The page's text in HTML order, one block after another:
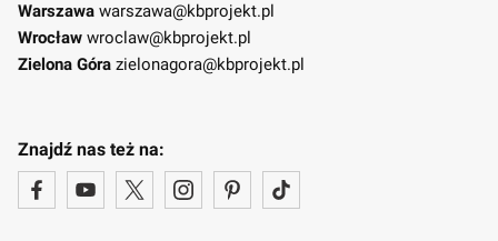
Warszawa warszawa@kbprojekt.pl
Wrocław wroclaw@kbprojekt.pl
Zielona Góra zielonagora@kbprojekt.pl
Znajdź nas też na: